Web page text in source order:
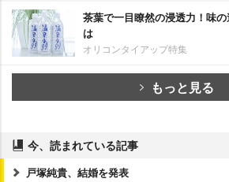
茶葉で一目瞭然の浸透力！味
は
オリコンタイアップ特集
もっと見る
今、読まれている記事
戸塚純貴、結婚を発表